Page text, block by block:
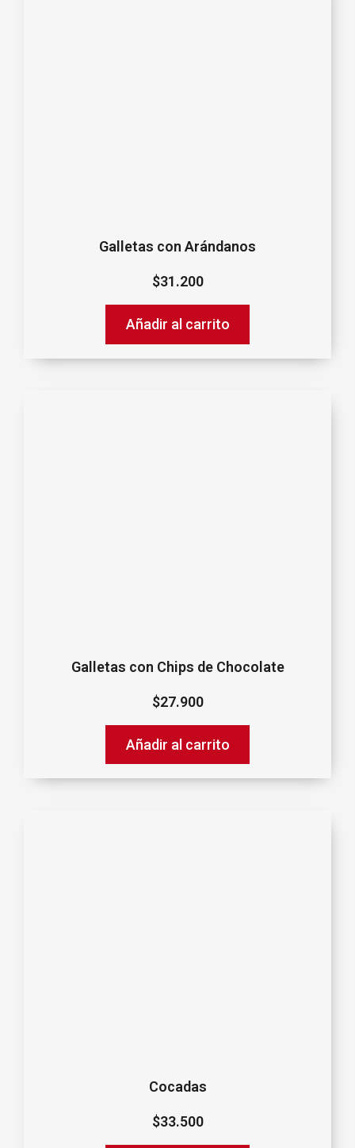
Galletas con Arándanos
$31.200
Añadir al carrito
Galletas con Chips de Chocolate
$27.900
Añadir al carrito
Cocadas
$33.500